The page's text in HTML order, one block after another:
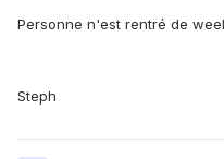
Personne n'est rentré de
Steph